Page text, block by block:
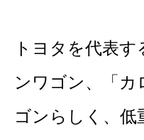
トヨタを代表
ンワゴン、「
ゴンらしく、